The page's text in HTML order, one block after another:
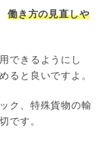
働き方の見直しや
できるようにし
ると良いですよ。
ク、特殊貨物の輸
です。